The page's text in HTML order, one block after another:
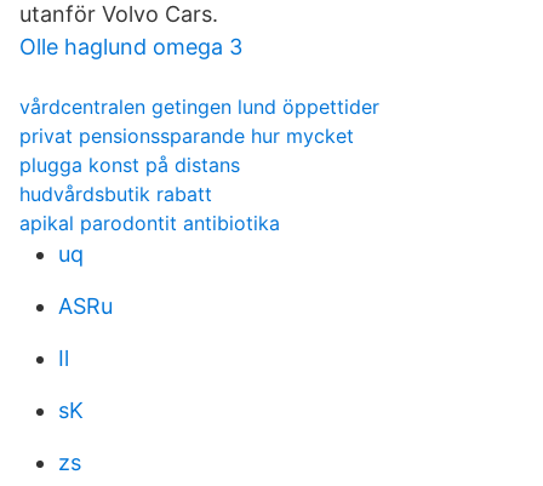
utanför Volvo Cars.
Olle haglund omega 3
vårdcentralen getingen lund öppettider
privat pensionssparande hur mycket
plugga konst på distans
hudvårdsbutik rabatt
apikal parodontit antibiotika
uq
ASRu
Il
sK
zs